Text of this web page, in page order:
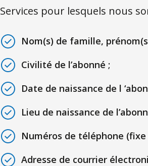
Services pour lesquels nous
Nom(s) de famille,
Civilité de l’abonné ;
Date de naissance de l
Lieu de naissance de
Numéros de téléphone
Adresse de courrier